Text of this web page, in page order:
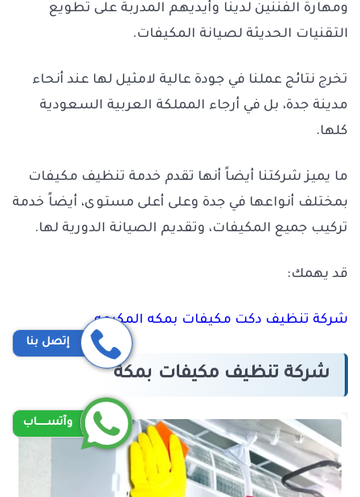
ومهارة الفننين لدينا وأيديهم المدربة على تطويع
التقنيات الحديثة لصيانة المكيفات.
تخرج نتائج عملنا في جودة عالية لامثيل لها عند أنحاء
مدينة جدة، بل في أرجاء المملكة العربية السعودية
كلها.
ما يميز شركتنا أيضاً أنها تقدم خدمة تنظيف مكيفات
بمختلف أنواعها في جدة وعلى أعلى مستوى، أيضاً خدمة
تركيب جميع المكيفات، وتقديم الصيانة الدورية لها.
قد يهمك:
شركة تنظيف دكت مكيفات بمكه المكرمه
شركة تنظيف مكيفات بمكة
إتصل بنا
وآتســــاب